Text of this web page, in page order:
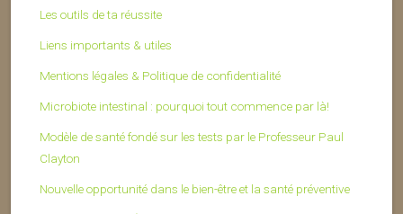
Les outils de ta réussite
Liens importants & utiles
Mentions légales & Politique de confidentialité
Microbiote intestinal : pourquoi tout commence par là!
Modèle de santé fondé sur les tests par le Professeur Paul
Clayton
Nouvelle opportunité dans le bien-être et la santé préventive